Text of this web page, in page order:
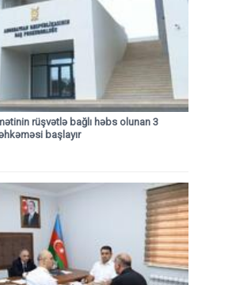
rüşvətlə bağlı həbs olunan 3
başlayır